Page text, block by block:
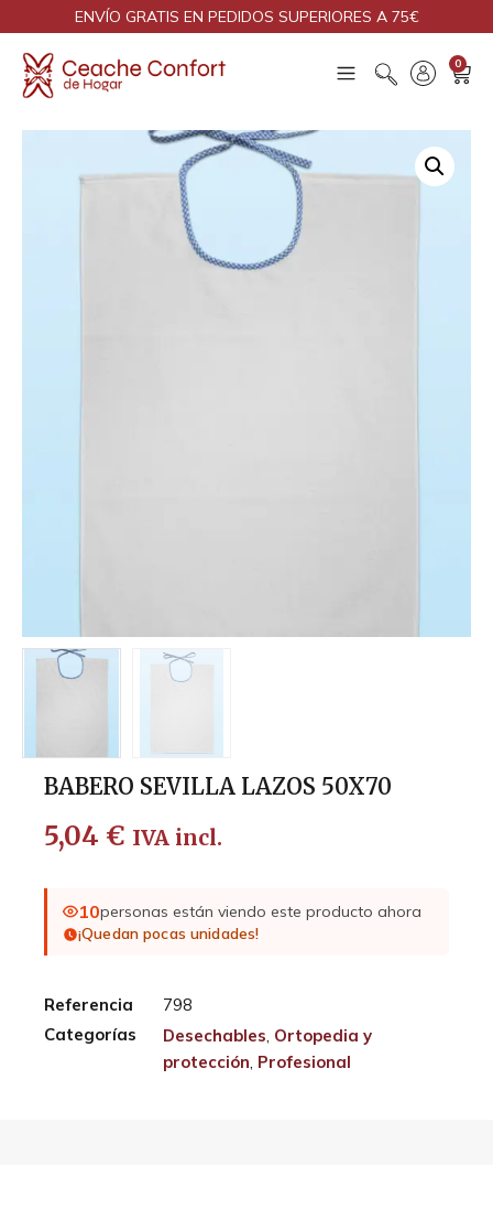
ENVÍO GRATIS EN PEDIDOS SUPERIORES A 75€
0
BABERO SEVILLA LAZOS 50X70
5,04 € IVA incl.
10personas están viendo este producto ahora
¡Quedan pocas unidades!
Referencia
798
Categorías
Desechables, Ortopedia y
protección, Profesional